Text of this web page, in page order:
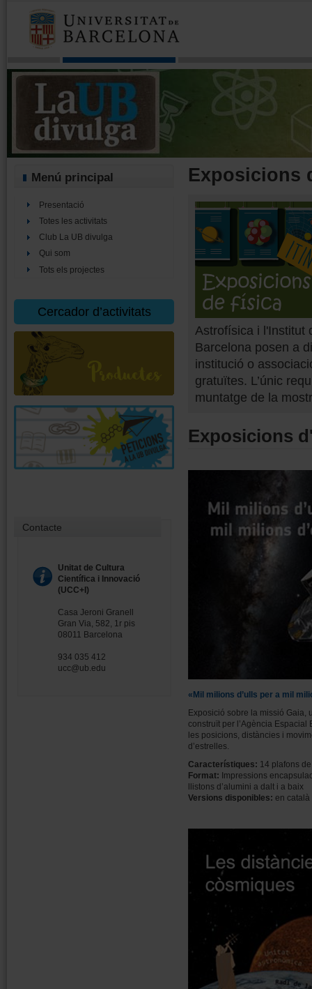
Menú principal
Presentació
Totes les activitats
Club La UB divulga
Qui som
Tots els projectes
Cercador d’activitats
Contacte
Unitat de Cultura
Científica i Innovació
(UCC+I)
Casa Jeroni Granell
Gran Via, 582, 1r pis
08011 Barcelona
934 035 412
ucc@ub.edu
Exposicions
Astrofísica i l'Institut
Barcelona posen a
institució o
gratuïtes. L’únic
muntatge de la
Exposicions
«Mil milions d’ulls per a mil
Exposició sobre la missió Gaia,
construït per l’Agència Espacial
les posicions, distàncies i
d’estrelles.
Característiques: 14 plafons
Format: Impressions
llistons d’alumini a dalt i a baix
Versions disponibles: en